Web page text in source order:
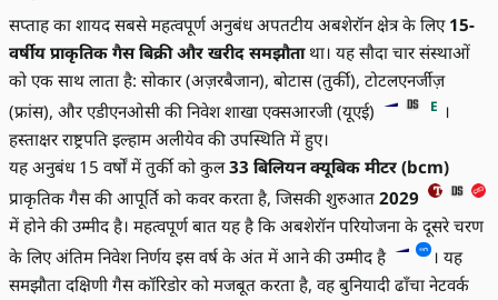
सप्ताह का शायद सबसे महत्वपूर्ण अनुबंध अपतटीय अबशेरॉन क्षेत्र के लिए 15-
वर्षीय प्राकृतिक गैस बिक्री और खरीद समझौताथा। यह सौदा चार संस्थाओं
को एक साथ लाता है: सोकार (अज़रबैजान), बोटास (तुर्की), टोटलएनर्जीज़
(फ्रांस), और एडीएनओसी की निवेश शाखा एक्सआरजी (यूएई)
E ।
हस्ताक्षर राष्ट्रपति इल्हाम अलीयेव की उपस्थिति में हुए।
यह अनुबंध 15 वर्षों में तुर्की को कुल33 बिलियन क्यूबिक मीटर (bcm)
प्राकृतिक गैस की आपूर्ति को कवर करता है, जिसकी शुरुआत 2029
में होने की उम्मीद है। महत्वपूर्ण बात यह है कि अबशेरॉन परियोजना के दूसरे चरण
के लिए अंतिम निवेश निर्णय इस वर्ष के अंत में आने की उम्मीद है
। यह
समझौता दक्षिणी गैस कॉरिडोर को मजबूत करता है, वह बुनियादी ढाँचा नेटवर्क